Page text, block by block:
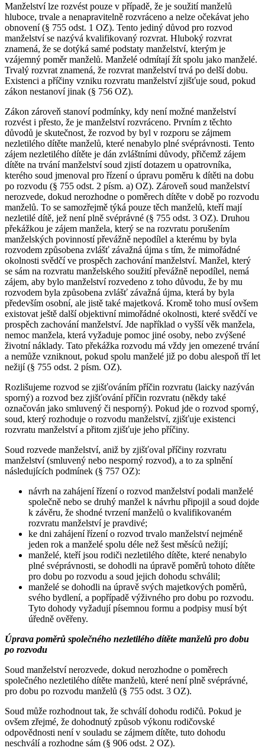
Manželství lze rozvést pouze v případě, že je soužití manželů
hluboce, trvale a nenapravitelně rozvráceno a nelze očekávat jeho
obnovení (§ 755 odst. 1 OZ). Tento jediný důvod pro rozvod
manželství se nazývá kvalifikovaný rozvrat. Hluboký rozvrat
znamená, že se dotýká samé podstaty manželství, kterým je
vzájemný poměr manželů. Manželé odmítají žít spolu jako manželé.
Trvalý rozvrat znamená, že rozvrat manželství trvá po delší dobu.
Existenci a příčiny vzniku rozvratu manželství zjišťuje soud, pokud
zákon nestanoví jinak (§ 756 OZ).
Zákon zároveň stanoví podmínky, kdy není možné manželství
rozvést i přesto, že je manželství rozvráceno. Prvním z těchto
důvodů je skutečnost, že rozvod by byl v rozporu se zájmem
nezletilého dítěte manželů, které nenabylo plné svéprávnosti. Tento
zájem nezletilého dítěte je dán zvláštními důvody, přičemž zájem
dítěte na trvání manželství soud zjistí dotazem u opatrovníka,
kterého soud jmenoval pro řízení o úpravu poměru k dítěti na dobu
po rozvodu (§ 755 odst. 2 písm. a) OZ). Zároveň soud manželství
nerozvede, dokud nerozhodne o poměrech dítěte v době po rozvodu
manželů. To se samozřejmě týká pouze těch manželů, kteří mají
nezletilé dítě, jež není plně svéprávné (§ 755 odst. 3 OZ). Druhou
překážkou je zájem manžela, který se na rozvratu porušením
manželských povinností převážně nepodílel a kterému by byla
rozvodem způsobena zvlášť závažná újma s tím, že mimořádné
okolnosti svědčí ve prospěch zachování manželství. Manžel, který
se sám na rozvratu manželského soužití převážně nepodílel, nemá
zájem, aby bylo manželství rozvedeno z toho důvodu, že by mu
rozvodem byla způsobena zvlášť závažná újma, která by byla
především osobní, ale jistě také majetková. Kromě toho musí ovšem
existovat ještě další objektivní mimořádné okolnosti, které svědčí ve
prospěch zachování manželství. Jde například o vyšší věk manžela,
nemoc manžela, která vyžaduje pomoc jiné osoby, nebo zvýšené
životní náklady. Tato překážka rozvodu má vždy jen omezené trvání
a nemůže vzniknout, pokud spolu manželé již po dobu alespoň tří let
nežijí (§ 755 odst. 2 písm. OZ).
Rozlišujeme rozvod se zjišťováním příčin rozvratu (laicky nazýván
sporný) a rozvod bez zjišťování příčin rozvratu (někdy také
označován jako smluvený či nesporný). Pokud jde o rozvod sporný,
soud, který rozhoduje o rozvodu manželství, zjišťuje existenci
rozvratu manželství a přitom zjišťuje jeho příčiny.
Soud rozvede manželství, aniž by zjišťoval příčiny rozvratu
manželství (smluvený nebo nesporný rozvod), a to za splnění
následujících podmínek (§ 757 OZ):
návrh na zahájení řízení o rozvod manželství podali manželé
společně nebo se druhý manžel k návrhu připojil a soud dojde
k závěru, že shodné tvrzení manželů o kvalifikovaném
rozvratu manželství je pravdivé;
ke dni zahájení řízení o rozvod trvalo manželství nejméně
jeden rok a manželé spolu déle než šest měsíců nežijí;
manželé, kteří jsou rodiči nezletilého dítěte, které nenabylo
plné svéprávnosti, se dohodli na úpravě poměrů tohoto dítěte
pro dobu po rozvodu a soud jejich dohodu schválil;
manželé se dohodli na úpravě svých majetkových poměrů,
svého bydlení, a popřípadě výživného pro dobu po rozvodu.
Tyto dohody vyžadují písemnou formu a podpisy musí být
úředně ověřeny.
Úprava poměrů společného nezletilého dítěte manželů pro dobu
po rozvodu
Soud manželství nerozvede, dokud nerozhodne o poměrech
společného nezletilého dítěte manželů, které není plně svéprávné,
pro dobu po rozvodu manželů (§ 755 odst. 3 OZ).
Soud může rozhodnout tak, že schválí dohodu rodičů. Pokud je
ovšem zřejmé, že dohodnutý způsob výkonu rodičovské
odpovědnosti není v souladu se zájmem dítěte, tuto dohodu
neschválí a rozhodne sám (§ 906 odst. 2 OZ).